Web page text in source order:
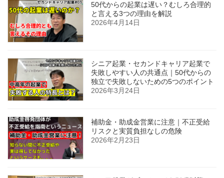
50代からの起業は遅い？むしろ合理的
と言える3つの理由を解説
2026年4月14日
シニア起業・セカンドキャリア起業で
失敗しやすい人の共通点｜50代からの
独立で失敗しないための5つのポイント
2026年3月24日
補助金・助成金営業に注意｜不正受給
リスクと実質負担なしの危険
2026年2月23日